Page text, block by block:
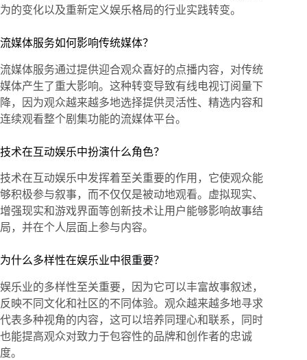
为的变化以及重新定义娱乐格局的行业实践转变。
流媒体服务如何影响传统媒体？
流媒体服务通过提供迎合观众喜好的点播内容，对传统
媒体产生了重大影响。这种转变导致有线电视订阅量下
降，因为观众越来越多地选择提供灵活性、精选内容和
连续观看整个剧集功能的流媒体平台。
技术在互动娱乐中扮演什么角色？
技术在互动娱乐中发挥着至关重要的作用，它使观众能
够积极参与叙事，而不仅仅是被动地观看。虚拟现实、
增强现实和游戏界面等创新技术让用户能够影响故事结
局，并在个人层面上参与内容。
为什么多样性在娱乐业中很重要？
娱乐业的多样性至关重要，因为它可以丰富故事叙述，
反映不同文化和社区的不同体验。观众越来越多地寻求
代表多种视角的内容，这可以培养同理心和联系，同时
也能提高观众对致力于包容性的品牌和创作者的忠诚
度。